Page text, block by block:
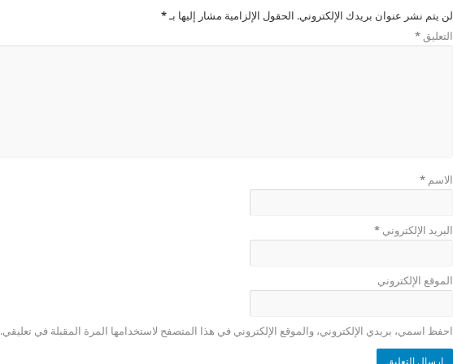
لن يتم نشر عنوان بريدك الإلكتروني. الحقول الإلزامية مشار إليها بـ*
التعليق*
الاسم*
البريد الإلكتروني*
الموقع الإلكتروني
احفظ اسمي، بريدي الإلكتروني، والموقع الإلكتروني في هذا المتصفح لاستخدامها المرة المقبلة في تعليقي.